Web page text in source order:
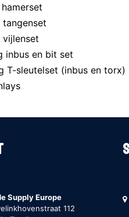
tangenset
inbus en bit set
T-sleutelset (inbus en torx)
Supply Europe
112